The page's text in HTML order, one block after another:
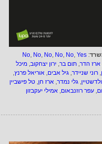
:
No, No, No, No, No, Yes
ארז הדר, תום בר, ירון יצחקוב, מיכל
, רוני שניידר, גיל אבים, אוריאל פרנץ,
, גלי נמדר, ארז חן, טל פישביין
, עפר רוזנבאום, אמילי יעקבזון